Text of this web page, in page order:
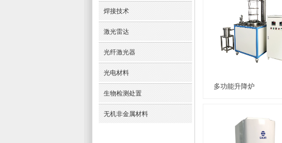
焊接技术
激光雷达
光纤激光器
光电材料
生物检测处置
无机非金属材料
多功能升降炉